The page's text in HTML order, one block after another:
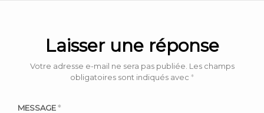
Laisser une réponse
Votre adresse e-mail ne sera pas publiée. Les champs
obligatoires sont indiqués avec *
MESSAGE*